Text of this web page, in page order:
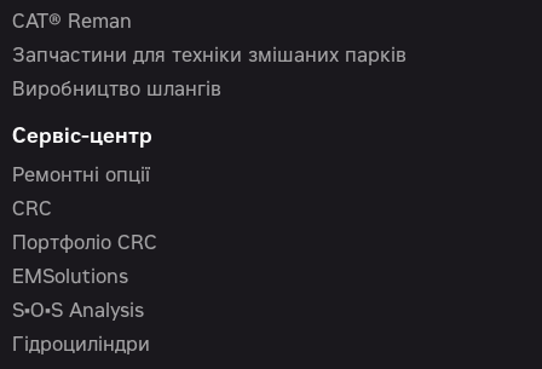
CAT® Reman
Запчастини для техніки змішаних парків
Виробництво шлангів
Сервіс-центр
Ремонтні опції
CRC
Портфоліо CRC
EMSolutions
S•O•S Analysis
Гідроциліндри